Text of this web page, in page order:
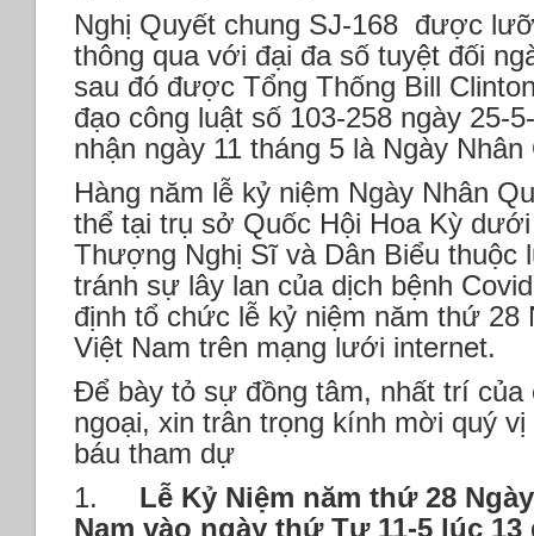
Nghị Quyết chung SJ-168 được
thông qua với đại đa số tuyệt đối
sau đó được Tổng Thống Bill
đạo công luật số 103-258 ngày 25-
nhận ngày 11 tháng 5 là Ngày
Hàng năm lễ kỷ niệm Ngày Nhân
thể tại trụ sở Quốc Hội Hoa Kỳ
Thượng Nghị Sĩ và Dân Biểu thuộc
tránh sự lây lan của dịch bệnh
định tổ chức lễ kỷ niệm năm thứ 28
Việt Nam trên mạng lưới internet.
Để bày tỏ sự đồng tâm, nhất trí
ngoại, xin trân trọng kính mời quý
báu tham dự
1. Lễ Kỷ Niệm năm thứ 28
Nam vào ngày thứ Tư 11-5 lúc